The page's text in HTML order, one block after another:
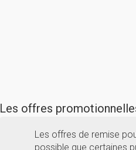
Les offres
Les offres de remise
possible que certaines